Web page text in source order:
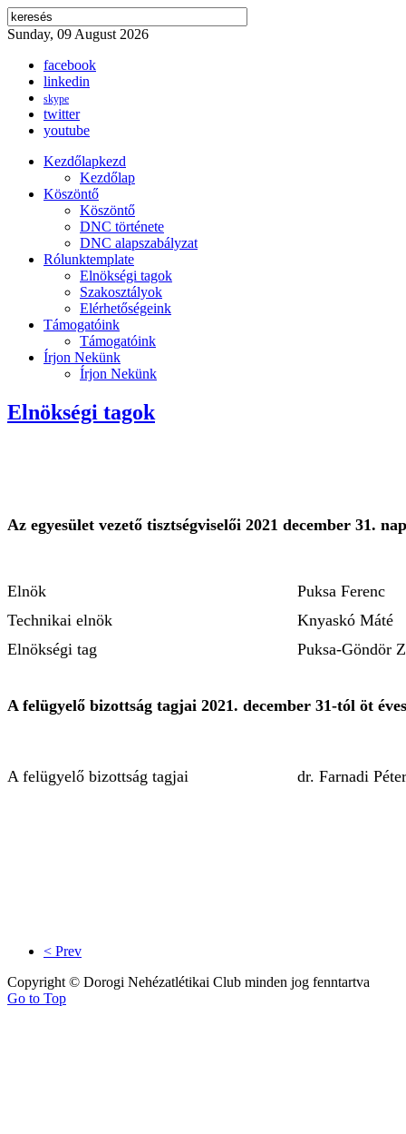
Sunday, 09 August 2026
facebook
linkedin
skype
twitter
youtube
Kezdőlapkezd
Kezdőlap
Köszöntő
Köszöntő
DNC története
DNC alapszabályzat
Rólunktemplate
Elnökségi tagok
Szakosztályok
Elérhetőségeink
Támogatóink
Támogatóink
Írjon Nekünk
Írjon Nekünk
Elnökségi tagok
Az egyesület vezető tisztségviselői 2021 december 31.
Elnök
Puksa Ferenc
Technikai elnök
Knyaskó Máté
Elnökségi tag
Puksa-Göndör
A felügyelő bizottság tagjai 2021. december 31-tól öt
A felügyelő bizottság tagjai dr. Farnadi
< Prev
Copyright © Dorogi Nehézatlétikai Club minden jog fenntartva
Go to Top